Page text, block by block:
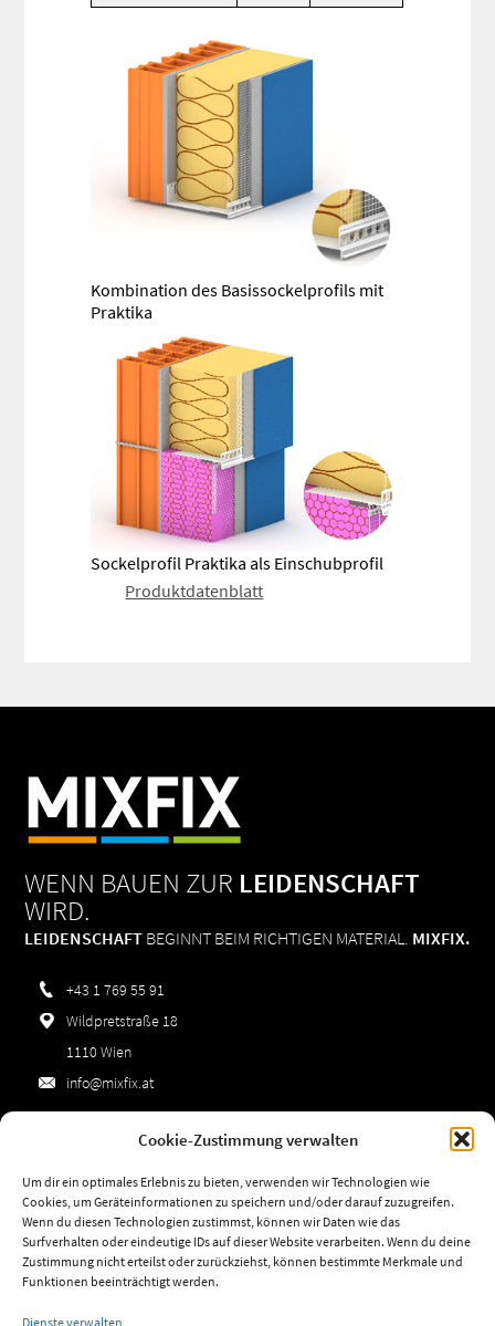
Cookie-Zustimmung verwalten
Um dir ein optimales Erlebnis zu bieten, verwenden wir Technologien wie
Cookies, um Geräteinformationen zu speichern und/oder darauf zuzugreifen.
Wenn du diesen Technologien zustimmst, können wir Daten wie das
Surfverhalten oder eindeutige IDs auf dieser Website verarbeiten. Wenn du deine
Zustimmung nicht erteilst oder zurückziehst, können bestimmte Merkmale und
Funktionen beeinträchtigt werden.
Dienste verwalten
Kombination des Basissockelprofils mit
Praktika
Sockelprofil Praktika als Einschubprofil
Produktdatenblatt
WENN BAUEN ZUR LEIDENSCHAFT
WIRD.
LEIDENSCHAFT BEGINNT BEIM RICHTIGEN MATERIAL. MIXFIX.
+43 1 769 55 91
Wildpretstraße 18
1110 Wien
info@mixfix.at
Datenschutz
AGBs
Cookie-Richtlinie (EU)